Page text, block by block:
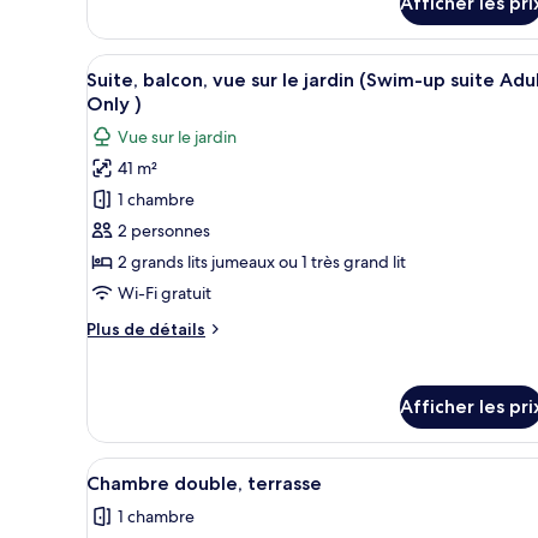
le
jardin
double,
balcon,
vue
sur
jardin
Afficher
toutes
les
photos
pour
ce
type
de
chambre :
balcon,
le
jardin
(Swim-
up
Une piscine dotée de rampes
7
Suite, balcon, vue sur le jardin (Swim-up suite
Only )
Vue sur le jardin
41 m²
1 chambre
2 personnes
2 grands lits jumeaux ou 1 très grand lit
Wi-Fi gratuit
Plus de détails
Plus
balcon,
vue
sur
jardin
Afficher les
Afficher
toutes
les
Une chambre d’hôtel
4
Chambre double, terrasse
1 chambre